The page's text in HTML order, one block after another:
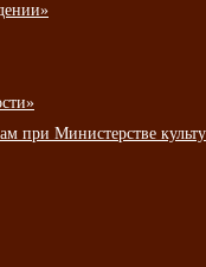
при Министерстве